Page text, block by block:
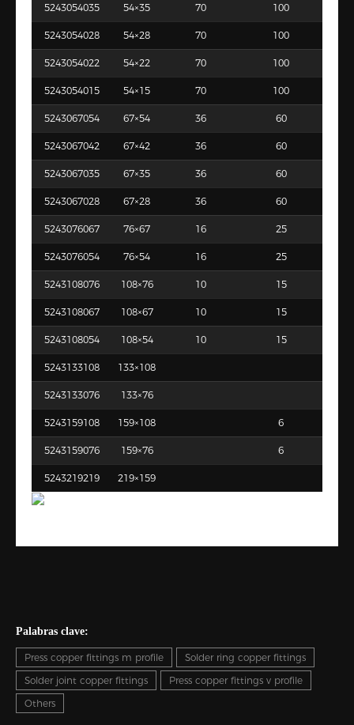
5243054035 54×35 70 100
5243054028 54×28 70 100
5243054022 54×22 70 100
5243054015 54×15 70 100
5243067054 67×54 36 60
5243067042 67×42 36 60
5243067035 67×35 36 60
5243067028 67×28 36 60
5243076067 76×67 16 25
5243076054 76×54 16 25
5243108076 108×76 10 15
5243108067 108×67 10 15
5243108054 108×54 10 15
5243133108 133×108
5243133076 133×76
5243159108 159×108 6
5243159076 159×76 6
5243219219 219×159
Palabras clave:
Press copper fittings m profile
Solder ring copper fittings
Solder joint copper fittings
Press copper fittings v profile
Others